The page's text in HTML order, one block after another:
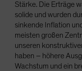
Stärke. Die Erträge
solide und wurden
sinkende Inflation
meisten großen
unseren
haben – höhere
Wachstum und ein